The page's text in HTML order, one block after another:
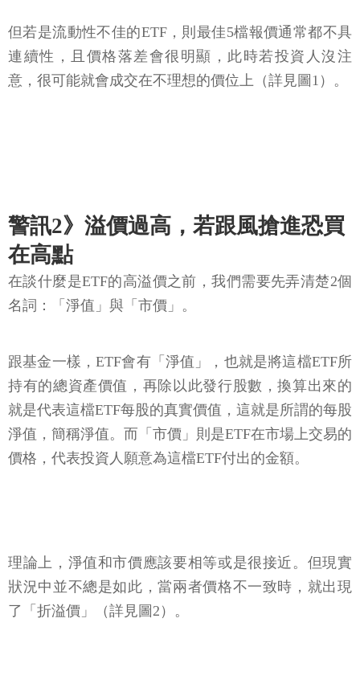
但若是流動性不佳的ETF，則最佳5檔報價通常都不具
連續性，且價格落差會很明顯，此時若投資人沒注
意，很可能就會成交在不理想的價位上（詳見圖1）。
警訊2》溢價過高，若跟風搶進恐買
在高點
在談什麼是ETF的高溢價之前，我們需要先弄清楚2個
名詞：「淨值」與「市價」。
跟基金一樣，ETF會有「淨值」，也就是將這檔ETF所
持有的總資產價值，再除以此發行股數，換算出來的
就是代表這檔ETF每股的真實價值，這就是所謂的每股
淨值，簡稱淨值。而「市價」則是ETF在市場上交易的
價格，代表投資人願意為這檔ETF付出的金額。
理論上，淨值和市價應該要相等或是很接近。但現實
狀況中並不總是如此，當兩者價格不一致時，就出現
了「折溢價」（詳見圖2）。